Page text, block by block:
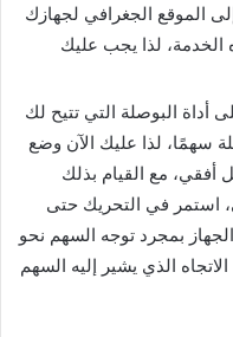
الموقع الجغرافي لجهازك
لذا يجب عليك
أداة البوصلة التي تتيح لك
سهمًا، لذا عليك الآن وضع
مع القيام بذلك
استمر في التحريك حتى
بمجرد توجه السهم نحو
الذي يشير إليه السهم